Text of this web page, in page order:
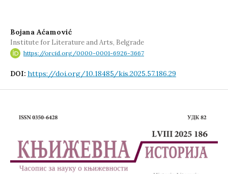
Bojana Aćamović
Institute for Literature and Arts, Belgrade
https://orcid.org/0000-0001-6926-3667
DOI: https://doi.org/10.18485/kis.2025.57.186.29